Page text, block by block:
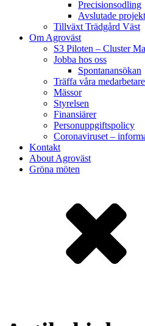
Precisionsodling
Avslutade
Tillväxt Trädgård Väst
Om Agroväst
S3 Piloten – Cluster
Jobba hos oss
Spontanansökan
Träffa våra medarbetare
Mässor
Styrelsen
Finansiärer
Personuppgiftspolicy
Coronaviruset –
Kontakt
About Agroväst
Gröna möten